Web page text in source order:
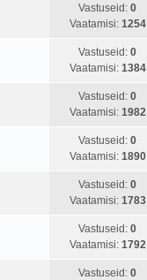
Vastuseid: 0
Vaatamisi: 1254
Vastuseid: 0
Vaatamisi: 1384
Vastuseid: 0
Vaatamisi: 1982
Vastuseid: 0
Vaatamisi: 1890
Vastuseid: 0
Vaatamisi: 1783
Vastuseid: 0
Vaatamisi: 1792
Vastuseid: 0